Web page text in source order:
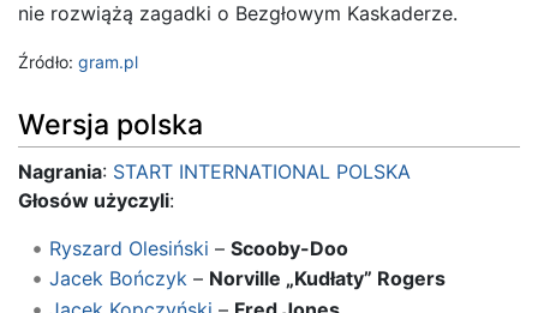
nie rozwiążą zagadki o Bezgłowym Kaskaderze.
Źródło: gram.pl
Wersja polska
Nagrania: START INTERNATIONAL POLSKA
Głosów użyczyli:
Ryszard Olesiński – Scooby-Doo
Jacek Bończyk– Norville „Kudłaty” Rogers